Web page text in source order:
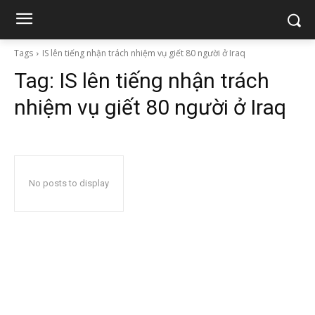
Tags IS lên tiếng nhận trách nhiệm vụ giết 80 người ở Iraq
Tag: IS lên tiếng nhận trách
nhiệm vụ giết 80 người ở Iraq
No posts to display